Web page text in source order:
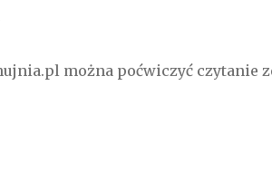
można poćwiczyć czytanie